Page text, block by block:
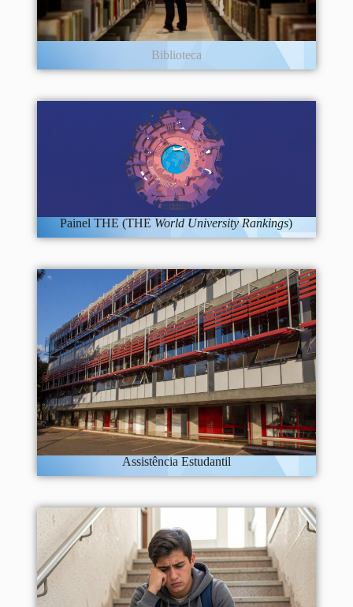
Biblioteca
Painel THE (THE World University Rankings)
Assistência Estudantil